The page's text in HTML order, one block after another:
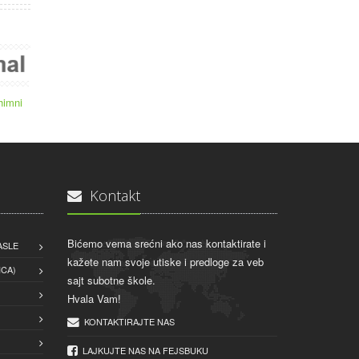
Kontakt
Bićemo vema srećni ako nas kontaktirate i
kažete nam svoje utiske i predloge za veb
sajt subotne škole.
Hvala Vam!
KONTAKTIRAJTE NAS
LAJKUJTE NAS NA FEJSBUKU